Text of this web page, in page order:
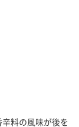
料の風味が後を